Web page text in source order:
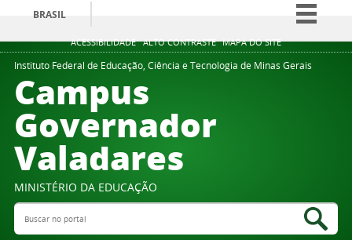
ACESSIBILIDADE ALTO CONTRASTE MAPA DO SITE
BRASIL
Simplifique!
Comunica BR
Instituto Federal de Educação, Ciência e Tecnologia de Minas Gerais
Campus
Governador
Valadares
MINISTÉRIO DA EDUCAÇÃO
Buscar no portal